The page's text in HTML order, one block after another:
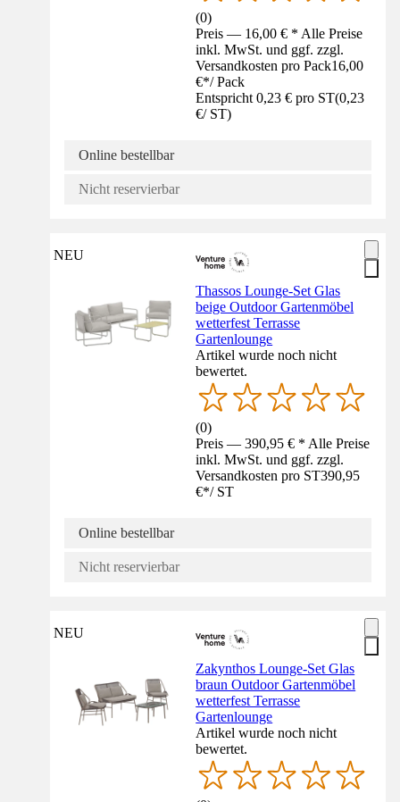
(0)
Preis — 16,00 € * Alle Preise
inkl. MwSt. und ggf. zzgl.
Versandkosten pro Pack16,00
€*/ Pack
Entspricht 0,23 € pro ST(0,23
€/ ST)
Online bestellbar
Nicht reservierbar
NEU
Thassos Lounge-Set Glas
beige Outdoor Gartenmöbel
wetterfest Terrasse
Gartenlounge
Artikel wurde noch nicht
bewertet.
(0)
Preis — 390,95 € * Alle Preise
inkl. MwSt. und ggf. zzgl.
Versandkosten pro ST390,95
€*/ ST
Online bestellbar
Nicht reservierbar
NEU
Zakynthos Lounge-Set Glas
braun Outdoor Gartenmöbel
wetterfest Terrasse
Gartenlounge
Artikel wurde noch nicht
bewertet.